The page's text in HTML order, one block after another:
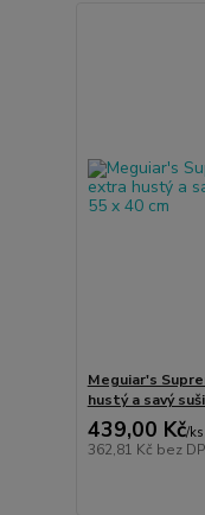
Meguiar's
hustý a savý
439,00 Kč/ks
362,81 Kč bez